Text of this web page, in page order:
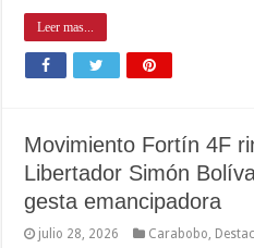
Leer mas...
Movimiento Fortín 4F
Libertador Simón
gesta emancipadora
julio 28, 2026 Carabobo,